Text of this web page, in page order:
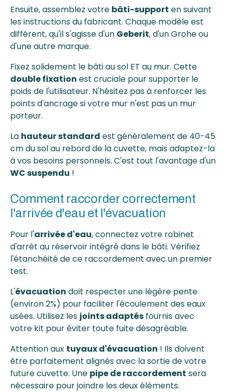
Ensuite, assemblez votre bâti-support en suivant
les instructions du fabricant. Chaque modèle est
différent, qu'il s'agisse d'un Geberit, d'un Grohe ou
d'une autre marque.
Fixez solidement le bâti au sol ET au mur. Cette
double fixation est cruciale pour supporter le
poids de l'utilisateur. N'hésitez pas à renforcer les
points d'ancrage si votre mur n'est pas un mur
porteur.
La hauteur standard est généralement de 40-45
cm du sol au rebord de la cuvette, mais adaptez-la
à vos besoins personnels. C'est tout l'avantage d'un
WC suspendu !
Comment raccorder correctement
l'arrivée d'eau et l'évacuation
Pour l'arrivée d'eau, connectez votre robinet
d'arrêt au réservoir intégré dans le bâti. Vérifiez
l'étanchéité de ce raccordement avec un premier
test.
L'évacuation doit respecter une légère pente
(environ 2%) pour faciliter l'écoulement des eaux
usées. Utilisez les joints adaptés fournis avec
votre kit pour éviter toute fuite désagréable.
Attention aux tuyaux d'évacuation ! Ils doivent
être parfaitement alignés avec la sortie de votre
future cuvette. Une pipe de raccordement sera
nécessaire pour joindre les deux éléments.